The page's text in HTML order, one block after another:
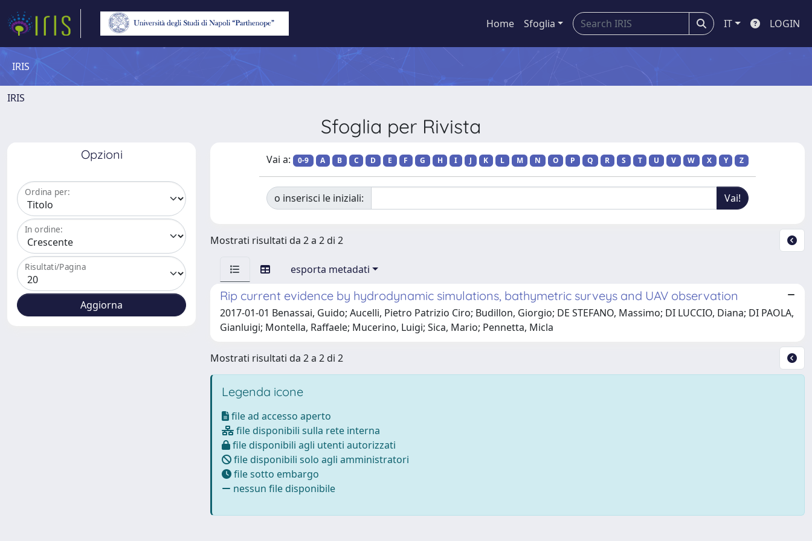
Home Sfoglia IT LOGIN
IRIS
IRIS
Sfoglia per Rivista
Opzioni
Ordina per:
In ordine:
Risultati/Pagina
Vai a: 0-9 A B C D E F G H I J K L M N O P Q R S T U V W X Y Z
o inserisci le iniziali:
Mostrati risultati da 2 a 2 di 2
esporta metadati
Rip current evidence by hydrodynamic simulations, bathymetric surveys and UAV observation
2017-01-01 Benassai, Guido; Aucelli, Pietro Patrizio Ciro; Budillon, Giorgio; DE STEFANO, Massimo; DI LUCCIO, Diana; DI PAOLA,
Gianluigi; Montella, Raffaele; Mucerino, Luigi; Sica, Mario; Pennetta, Micla
Mostrati risultati da 2 a 2 di 2
Legenda icone
file ad accesso aperto
file disponibili sulla rete interna
file disponibili agli utenti autorizzati
file disponibili solo agli amministratori
file sotto embargo
nessun file disponibile